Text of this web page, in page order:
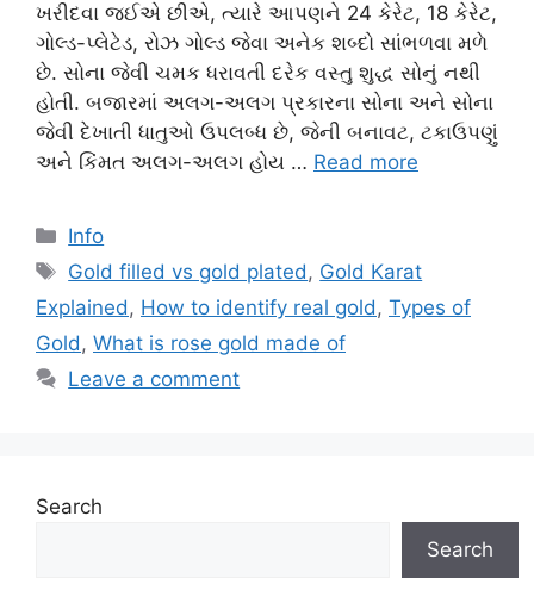
ખરીદવા જઈએ છીએ, ત્યારે આપણને 24 કેરેટ, 18 કેરેટ,
ગોલ્ડ-પ્લેટેડ, રોઝ ગોલ્ડ જેવા અનેક શબ્દો સાંભળવા મળે
છે. સોના જેવી ચમક ધરાવતી દરેક વસ્તુ શુદ્ધ સોનું નથી
હોતી. બજારમાં અલગ-અલગ પ્રકારના સોના અને સોના
જેવી દેખાતી ધાતુઓ ઉપલબ્ધ છે, જેની બનાવટ, ટકાઉપણું
અને કિંમત અલગ-અલગ હોય … Read more
Categories
Info
Tags
Gold filled vs gold plated, Gold Karat
Explained, How to identify real gold, Types of
Gold, What is rose gold made of
Leave a comment
Search
Search